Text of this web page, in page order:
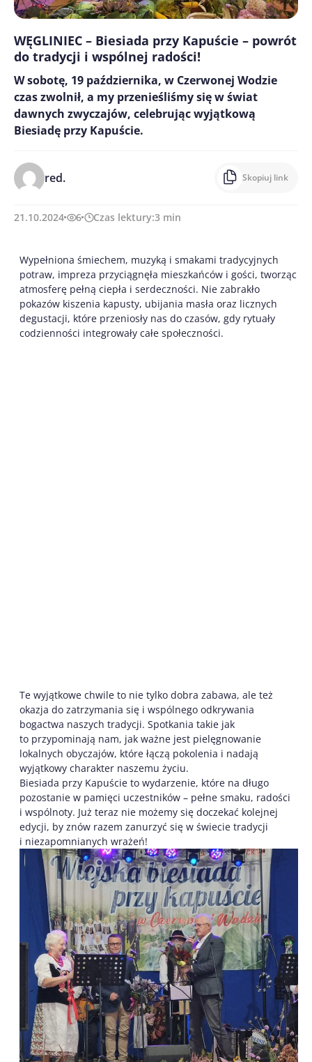
WĘGLINIEC – Biesiada przy Kapuście – powrót
do tradycji i wspólnej radości!
W sobotę, 19 października, w Czerwonej Wodzie
czas zwolnił, a my przenieśliśmy się w świat
dawnych zwyczajów, celebrując wyjątkową
Biesiadę przy Kapuście.
red. Skopiuj link
21.10.2024 6 Czas lektury:3 min
Wypełniona śmiechem, muzyką i smakami tradycyjnych
potraw, impreza przyciągnęła mieszkańców i gości, tworząc
atmosferę pełną ciepła i serdeczności. Nie zabrakło
pokazów kiszenia kapusty, ubijania masła oraz licznych
degustacji, które przeniosły nas do czasów, gdy rytuały
codzienności integrowały całe społeczności.
Te wyjątkowe chwile to nie tylko dobra zabawa, ale też
okazja do zatrzymania się i wspólnego odkrywania
bogactwa naszych tradycji. Spotkania takie jak
to przypominają nam, jak ważne jest pielęgnowanie
lokalnych obyczajów, które łączą pokolenia i nadają
wyjątkowy charakter naszemu życiu.
Biesiada przy Kapuście to wydarzenie, które na długo
pozostanie w pamięci uczestników – pełne smaku, radości
i wspólnoty. Już teraz nie możemy się doczekać kolejnej
edycji, by znów razem zanurzyć się w świecie tradycji
i niezapomnianych wrażeń!